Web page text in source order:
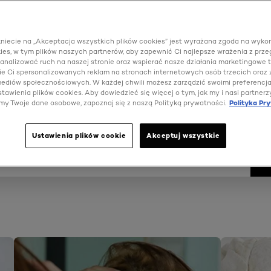
pielęgnację dzięki najnowszym fryzurom, pomysłom na
makijażu i wskazówkom dotyczącym pielęgnacji
Znajdź inspirację, aby wypróbować coś nowego lub
urody gwiazd. Nasze porady dotyczące urody pomogą
look, od ponadczasowego makijażu po najgorętsze
na „Akceptacja wszystkich plików cookies” jest wyrażana zgoda na
w tym plików naszych partnerów, aby zapewnić Ci najlepsze wrażenia z
ruch na naszej stronie oraz wspierać nasze działania marketingowe
Ci spersonalizowanych reklam na stronach internetowych osób trzecich oraz
społecznościowych. W każdej chwili możesz zarządzić swoimi
plików cookies. Aby dowiedzieć się więcej o tym, jak my i nasi
Twoje dane osobowe, zapoznaj się z naszą Polityką prywatności. Polityka
Ustawienia plików cookie Akceptuj wszystkie